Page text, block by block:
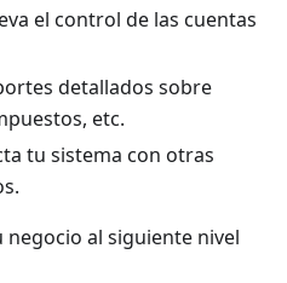
el control de las cuentas
detallados sobre
etc.
tu sistema con otras
negocio al siguiente nivel